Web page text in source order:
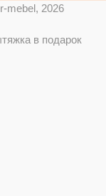
mebel, 2026
в подарок